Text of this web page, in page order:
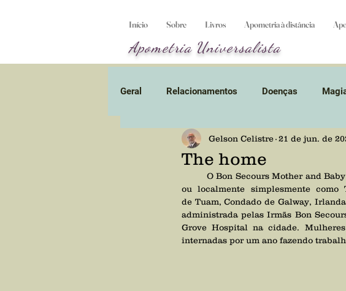
Início Sobre Livros Apometria à distância
Apometria Universalista
Geral Relacionamentos Doenças
Obsessão Umbral Entidades
Planeta-prisão Alienígenas Resgates
Divórcio energético Vídeos Curta
The home
Gelson Celistre 21 de jun. de
ou localmente simplesmente
de Tuam, Condado de Galway, Irlanda
administrada pelas Irmãs Bon
Grove Hospital na cidade.
internadas por um ano fazendo